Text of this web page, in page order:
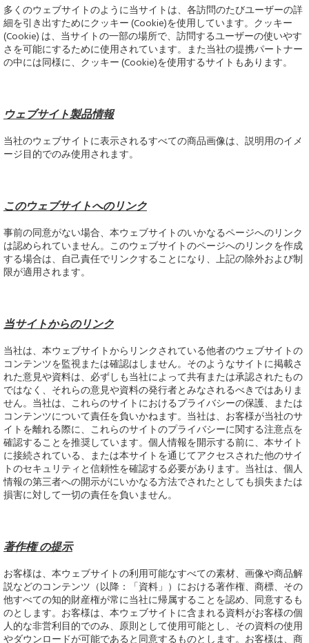
多くのウェブサイトのように当サイトは、各訪問のたびユーザーの詳
細を引き出すためにクッキー (Cookie)を使用しています。クッキー
(Cookie) は、当サイトの一部の場所で、訪問するユーザーの使いやす
さを可能にするために使用されています。また当社の提携パートナー
の中には同様に、クッキー (Cookie)を使用するサイトもあります。
ウェブサイト製品情報
当社のウェブサイトに表示されるすべての商品画像は、説明用のイメ
ージ目的でのみ使用されます。
このウェブサイトへのリンク
事前の同意がない場合、本ウェブサイトのいかなるページへのリンク
は認められていません。このウェブサイトのページへのリンクを作成
する場合は、自己責任でリンクすることになり、上記の除外および制
限が適用されます。
当サイトからのリンク
当社は、本ウェブサイトからリンクされている他者のウェブサイトの
コンテンツを監視または確認はしません。そのようなサイトに掲載さ
れた意見や資料は、必ずしも当社によって共有または承認されたもの
ではなく、それらの意見や資料の発行者とみなされるべきではありま
せん。当社は、これらのサイトにおけるプライバシーの保護、または
コンテンツについて責任を負いかねます。当社は、お客様が当社のサ
イトを離れる際に、これらのサイトのプライバシーに関する注意点を
確認することを推奨しています。個人情報を開示する前に、本サイト
に接続されている、または本サイトを通じてアクセスされた他のサイ
トのセキュリティと信頼性を確認する必要があります。当社は、個人
情報の第三者への開示がにいかなる方法でされたとしても損失または
損害に対して一切の責任を負いません。
著作権 の提示
お客様は、本ウェブサイトの利用可能なすべての素材、画像や商品解
説などのコンテンツ（以降：「資料」）における著作権、商標、その
他すべての知的財産権が常に当社に帰属することを認め、同意するも
のとします。お客様は、本ウェブサイトに含まれる資料がお客様の個
人的な非営利目的でのみ、原則として使用可能とし、その資料の使用